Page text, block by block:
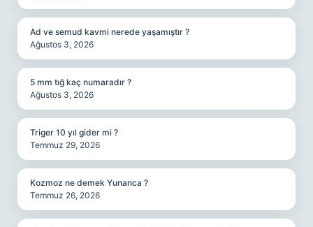
Ad ve semud kavmi nerede yaşamıştır ?
Ağustos 3, 2026
5 mm tığ kaç numaradır ?
Ağustos 3, 2026
Triger 10 yıl gider mi ?
Temmuz 29, 2026
Kozmoz ne demek Yunanca ?
Temmuz 26, 2026